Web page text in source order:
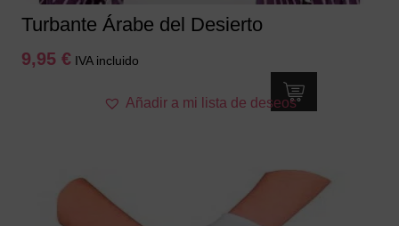
Turbante Árabe del Desierto
9,95 € IVA incluido
Añadir a mi lista de deseos